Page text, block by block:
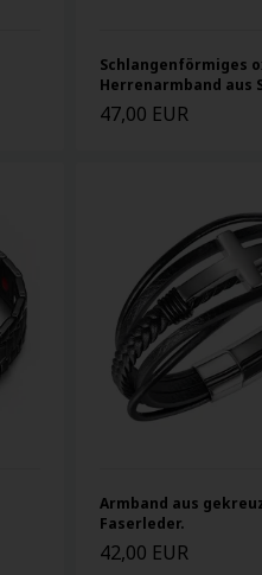
Schlangenförmiges
Herrenarmband aus
47,00 EUR
Armband aus
Faserleder.
42,00 EUR